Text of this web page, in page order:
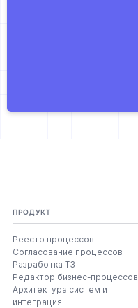
ПРОДУКТ
Реестр процессов
Согласование процессов
Разработка ТЗ
Редактор бизнес-процессов
Архитектура систем и
интеграция